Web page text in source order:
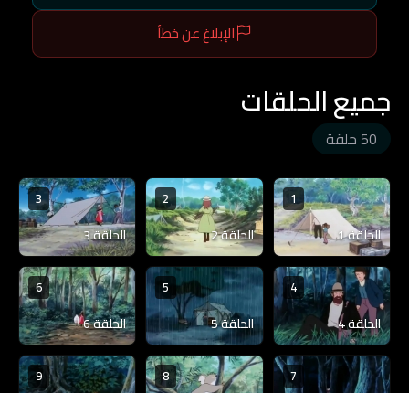
الإبلاغ عن خطأ
جميع الحلقات
50 حلقة
1
الحلقة 1
2
الحلقة 2
3
الحلقة 3
4
الحلقة 4
5
الحلقة 5
6
الحلقة 6
7
8
9